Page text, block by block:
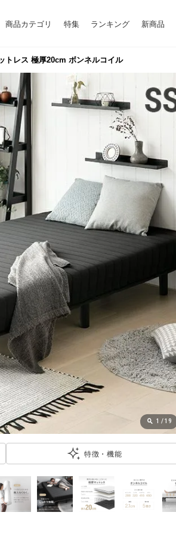
商品カテゴリ 特集 ランキング 新商品
トレス 極厚20cm ボンネルコイル
1 /19
特徴・機能